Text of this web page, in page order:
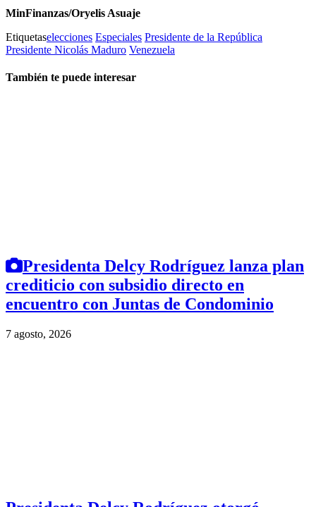
MinFinanzas/Oryelis Asuaje
Etiquetaselecciones Especiales Presidente de la República
Presidente Nicolás Maduro Venezuela
También te puede interesar
Presidenta Delcy Rodríguez lanza plan
crediticio con subsidio directo en
encuentro con Juntas de Condominio
7 agosto, 2026